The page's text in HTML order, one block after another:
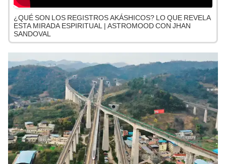
¿QUÉ SON LOS REGISTROS AKÁSHICOS? LO QUE REVELA
ESTA MIRADA ESPIRITUAL | ASTROMOOD CON JHAN
SANDOVAL